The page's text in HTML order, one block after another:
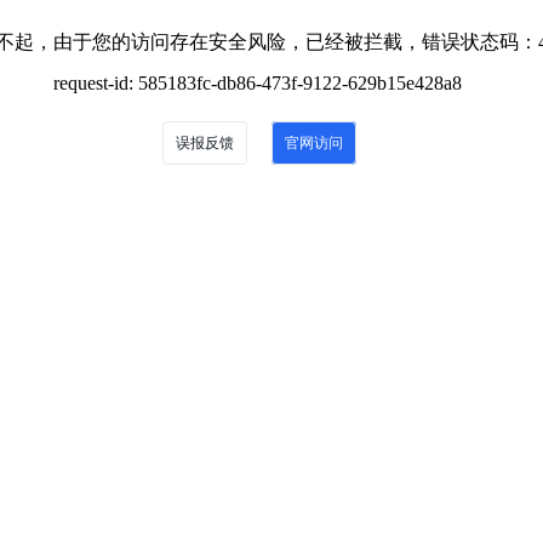
起，由于您的访问存在安全风险，已经被拦截，错误状态码：
request-id: 585183fc-db86-473f-9122-629b15e428a8
误报反馈 官网访问